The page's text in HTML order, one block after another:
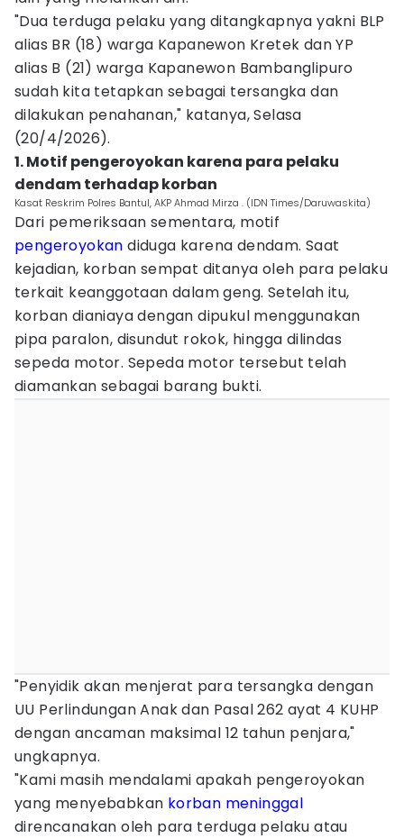
"Dua terduga pelaku yang ditangkapnya yakni BLP
alias BR (18) warga Kapanewon Kretek dan YP
alias B (21) warga Kapanewon Bambanglipuro
sudah kita tetapkan sebagai tersangka dan
dilakukan penahanan," katanya, Selasa
(20/4/2026).
1. Motif pengeroyokan karena para pelaku
dendam terhadap korban
‎Kasat Reskrim Polres Bantul, AKP Ahmad Mirza . (IDN Times/Daruwaskita)
Dari pemeriksaan sementara, motif
pengeroyokan diduga karena dendam. Saat
kejadian, korban sempat ditanya oleh para pelaku
terkait keanggotaan dalam geng. Setelah itu,
korban dianiaya dengan dipukul menggunakan
pipa paralon, disundut rokok, hingga dilindas
sepeda motor. Sepeda motor tersebut telah
diamankan sebagai barang bukti.
"Penyidik akan menjerat para tersangka dengan
UU Perlindungan Anak dan Pasal 262 ayat 4 KUHP
dengan ancaman maksimal 12 tahun penjara,"
ungkapnya.
"Kami masih mendalami apakah pengeroyokan
yang menyebabkan korban meninggal
direncanakan oleh para terduga pelaku atau